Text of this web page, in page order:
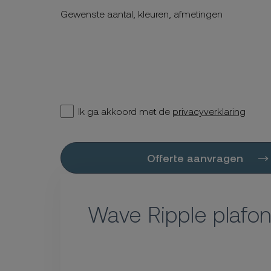
Gewenste aantal, kleuren, afmetingen
Ik ga akkoord met de privacyverklaring
Offerte aanvragen
Wave Ripple